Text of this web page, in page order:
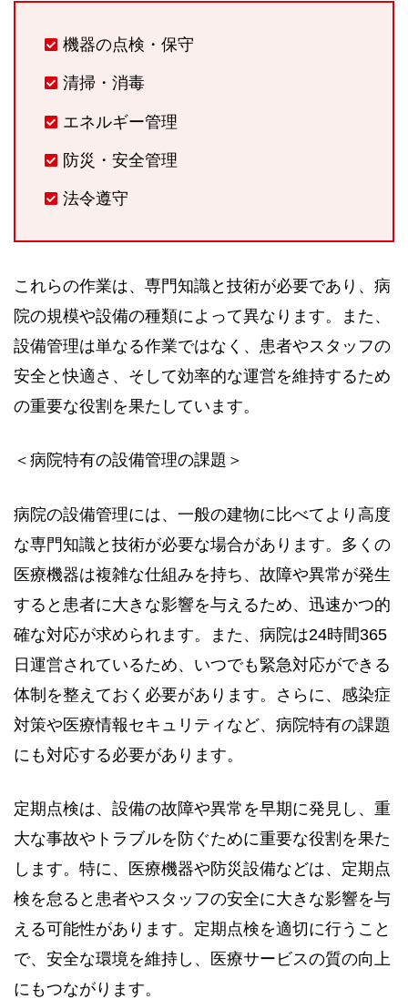
機器の点検・保守
清掃・消毒
エネルギー管理
防災・安全管理
法令遵守
これらの作業は、専門知識と技術が必要であり、病
院の規模や設備の種類によって異なります。また、
設備管理は単なる作業ではなく、患者やスタッフの
安全と快適さ、そして効率的な運営を維持するため
の重要な役割を果たしています。
＜病院特有の設備管理の課題＞
病院の設備管理には、一般の建物に比べてより高度
な専門知識と技術が必要な場合があります。多くの
医療機器は複雑な仕組みを持ち、故障や異常が発生
すると患者に大きな影響を与えるため、迅速かつ的
確な対応が求められます。また、病院は24時間365
日運営されているため、いつでも緊急対応ができる
体制を整えておく必要があります。さらに、感染症
対策や医療情報セキュリティなど、病院特有の課題
にも対応する必要があります。
定期点検は、設備の故障や異常を早期に発見し、重
大な事故やトラブルを防ぐために重要な役割を果た
します。特に、医療機器や防災設備などは、定期点
検を怠ると患者やスタッフの安全に大きな影響を与
える可能性があります。定期点検を適切に行うこと
で、安全な環境を維持し、医療サービスの質の向上
にもつながります。